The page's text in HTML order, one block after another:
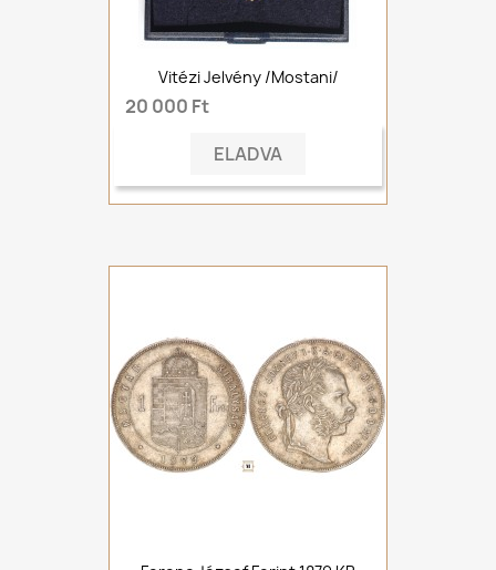
Vitézi Jelvény /mostani/
20 000 Ft
ELADVA